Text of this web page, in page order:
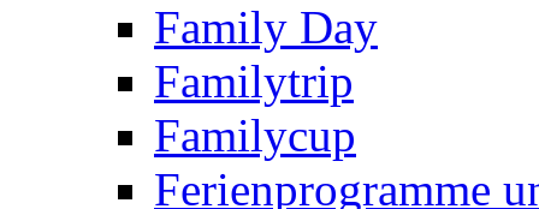
Family Day
Familytrip
Familycup
Ferienprogramme